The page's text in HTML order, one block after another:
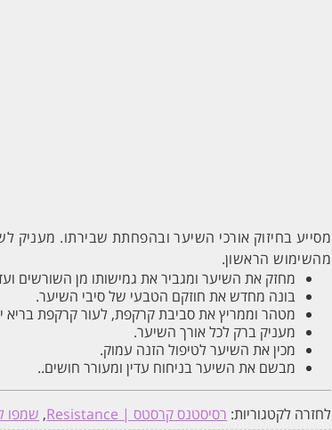
מסייע בחיזוק אורכי השיער ובהפחתת שבירתו. מעניק
מהשימוש הראשון.
מחזק את השיער ומגביר את גמישותו מן השורשים
בונה מחדש את חוזקם הטבעי של סיבי השיער.
מטהר וממריץ את סביבת קרקפת, לעור קרקפת בריא
מעניק ברק לכל אורך השיער.
מכין את השיער לטיפול הזנה עמוק.
מבשם את השיער בניחוח עדין ומעורר חושים..
לחזרה לקטגוריות: רסיסטנס קרסטס | Resistance , שמפו